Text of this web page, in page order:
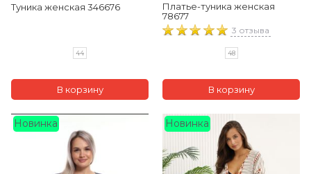
Туника женская 346676
44
Платье-туника женская
78677
3 отзыва
48
Новинка Новинка